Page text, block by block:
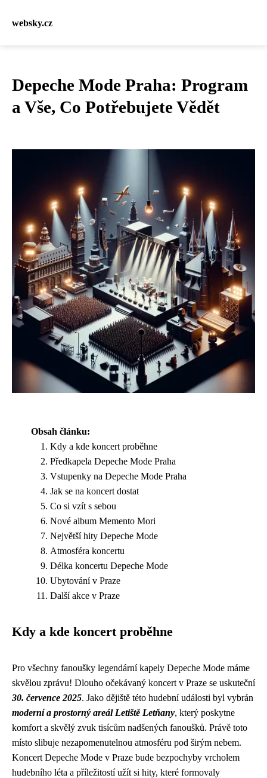
websky.cz
Depeche Mode Praha: Program
a Vše, Co Potřebujete Vědět
Obsah článku:
Kdy a kde koncert proběhne
Předkapela Depeche Mode Praha
Vstupenky na Depeche Mode Praha
Jak se na koncert dostat
Co si vzít s sebou
Nové album Memento Mori
Největší hity Depeche Mode
Atmosféra koncertu
Délka koncertu Depeche Mode
Ubytování v Praze
Další akce v Praze
Kdy a kde koncert proběhne
Pro všechny fanoušky legendární kapely Depeche Mode máme
skvělou zprávu! Dlouho očekávaný koncert v Praze se uskuteční
30. července 2025. Jako dějiště této hudební události byl vybrán
moderní a prostorný areál Letiště Letňany, který poskytne
komfort a skvělý zvuk tisícům nadšených fanoušků. Právě toto
místo slibuje nezapomenutelnou atmosféru pod širým nebem.
Koncert Depeche Mode v Praze bude bezpochyby vrcholem
hudebního léta a příležitostí užít si hity, které formovaly